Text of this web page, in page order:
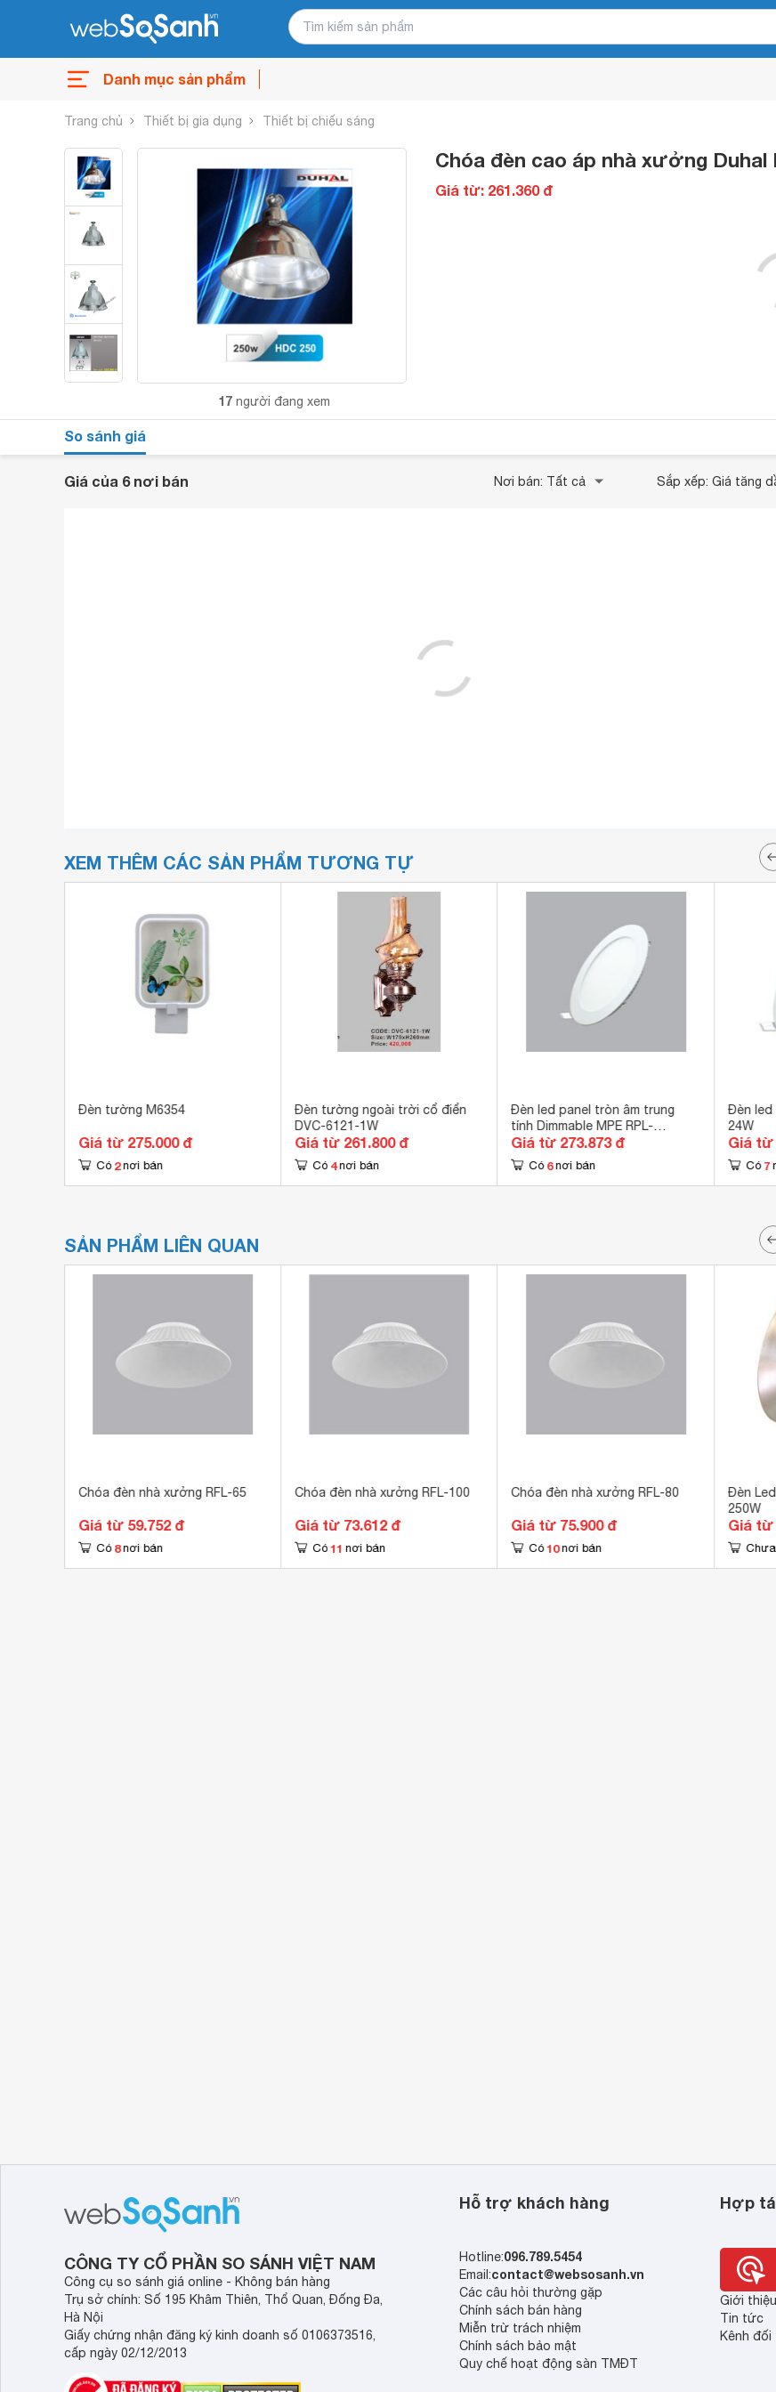
Danh mục sản phẩm
Trang chủ Thiết bị gia dụng Thiết bị chiếu sáng
17 người đang xem
Chóa đèn cao áp nhà xưởng Duhal
Giá từ: 261.360 đ
So sánh giá
Giá của 6 nơi bán Nơi bán: Tất cả Sắp xếp: Giá tăng
XEM THÊM CÁC SẢN PHẨM TƯƠNG TỰ
Đèn tường M6354
Giá từ 275.000 đ
Có 2 nơi bán
Đèn tường ngoài trời cổ điển
DVC-6121-1W
Giá từ 261.800 đ
Có 4 nơi bán
Đèn led panel tròn âm trung
tính Dimmable MPE RPL-
6SV/DIM
Giá từ 273.873 đ
Có 6 nơi bán
Đèn led
24W
Giá từ
Có 7
SẢN PHẨM LIÊN QUAN
Chóa đèn nhà xưởng RFL-65
Giá từ 59.752 đ
Có 8 nơi bán
Chóa đèn nhà xưởng RFL-100
Giá từ 73.612 đ
Có 11 nơi bán
Chóa đèn nhà xưởng RFL-80
Giá từ 75.900 đ
Có 10 nơi bán
Đèn
250W
Giá từ
Chưa
CÔNG TY CỔ PHẦN SO SÁNH VIỆT NAM
Công cụ so sánh giá online - Không bán hàng
Trụ sở chính: Số 195 Khâm Thiên, Thổ Quan, Đống Đa,
Hà Nội
Giấy chứng nhận đăng ký kinh doanh số 0106373516,
cấp ngày 02/12/2013
Hỗ trợ khách hàng
Hotline:096.789.5454
Email:contact@websosanh.vn
Các câu hỏi thường gặp
Chính sách bán hàng
Miễn trừ trách nhiệm
Chính sách bảo mật
Quy chế hoạt động sàn TMĐT
Hợp
Giới
Tin tức
Kênh